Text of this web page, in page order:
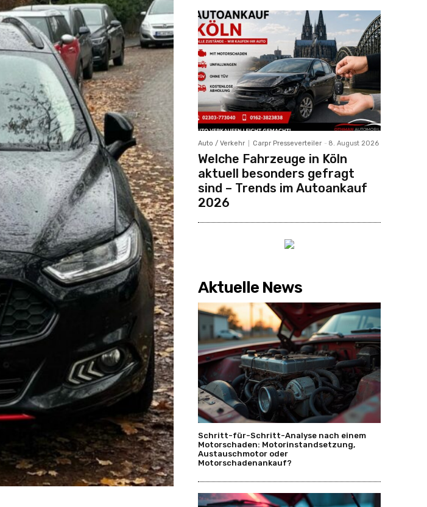
Auto / Verkehr Carpr Presseverteiler - 8. August 2026
Welche Fahrzeuge in Köln
aktuell besonders gefragt
sind – Trends im Autoankauf
2026
Aktuelle News
Schritt-für-Schritt-Analyse nach einem
Motorschaden: Motorinstandsetzung,
Austauschmotor oder
Motorschadenankauf?